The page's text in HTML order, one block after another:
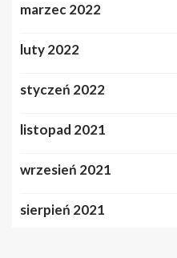
marzec 2022
luty 2022
styczeń 2022
listopad 2021
wrzesień 2021
sierpień 2021